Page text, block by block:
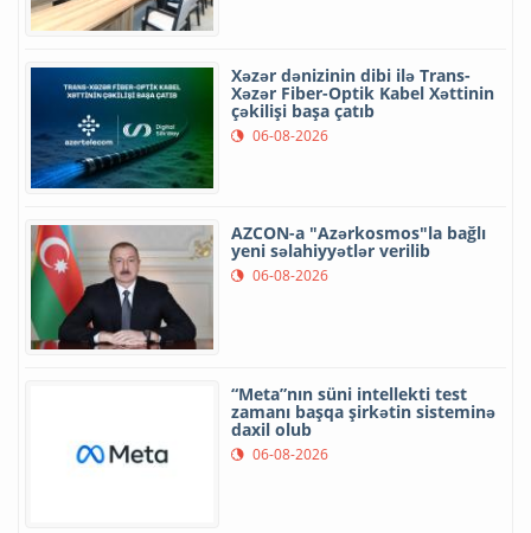
Xəzər dənizinin dibi ilə Trans-
Xəzər Fiber-Optik Kabel Xəttinin
çəkilişi başa çatıb
06-08-2026
AZCON-a "Azərkosmos"la bağlı
yeni səlahiyyətlər verilib
06-08-2026
“Meta”nın süni intellekti test
zamanı başqa şirkətin sisteminə
daxil olub
06-08-2026